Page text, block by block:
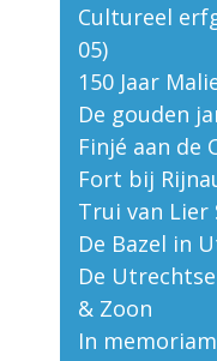
Cultureel
05)
150 Jaar
De gouden
Finjé aan de
Fort bij
Trui van
De Bazel in
De
& Zoon
In